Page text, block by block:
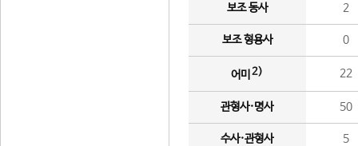
보조 동사 2
보조 형용사 0
어미 2) 22
관형사·명사 50
수사·관형사 5